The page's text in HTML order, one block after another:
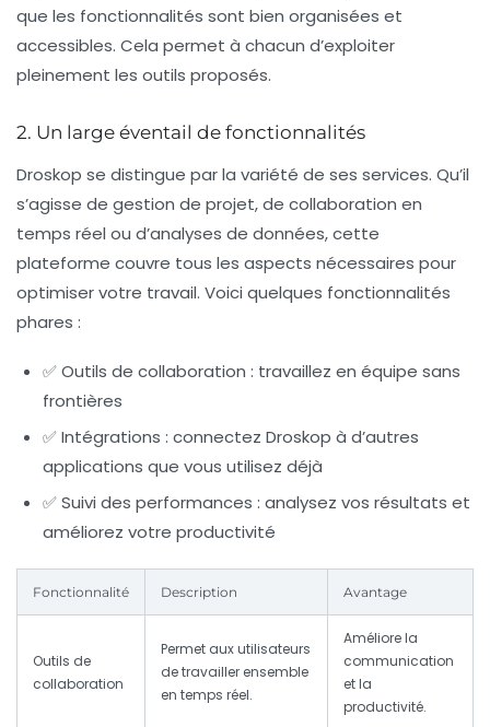
que les fonctionnalités sont bien organisées et
accessibles. Cela permet à chacun d’exploiter
pleinement les outils proposés.
2. Un large éventail de fonctionnalités
Droskop se distingue par la variété de ses services. Qu’il
s’agisse de gestion de projet, de collaboration en
temps réel ou d’analyses de données, cette
plateforme couvre tous les aspects nécessaires pour
optimiser votre travail. Voici quelques fonctionnalités
phares :
✅ Outils de collaboration : travaillez en équipe sans
frontières
✅ Intégrations : connectez Droskop à d’autres
applications que vous utilisez déjà
✅ Suivi des performances : analysez vos résultats et
améliorez votre productivité
Fonctionnalité Description Avantage
Outils de
collaboration
Permet aux utilisateurs
de travailler ensemble
en temps réel.
Améliore la
communication
et la
productivité.